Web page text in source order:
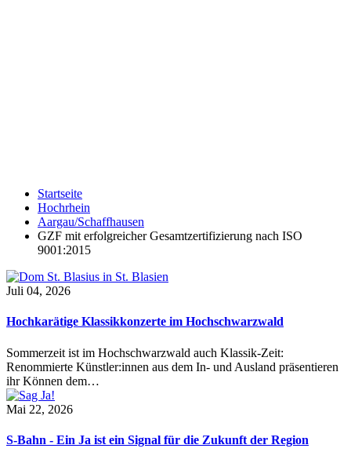
Startseite
Hochrhein
Aargau/Schaffhausen
GZF mit erfolgreicher Gesamtzertifizierung nach ISO
9001:2015
Juli 04, 2026
Hochkarätige Klassikkonzerte im Hochschwarzwald
Sommerzeit ist im Hochschwarzwald auch Klassik-Zeit:
Renommierte Künstler:innen aus dem In- und Ausland präsentieren
ihr Können dem…
Mai 22, 2026
S-Bahn - Ein Ja ist ein Signal für die Zukunft der Region